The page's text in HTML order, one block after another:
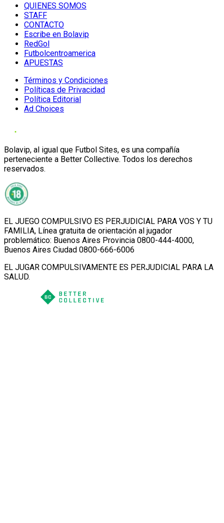
QUIENES SOMOS
STAFF
CONTACTO
Escribe en Bolavip
RedGol
Futbolcentroamerica
APUESTAS
Términos y Condiciones
Políticas de Privacidad
Política Editorial
Ad Choices
Bolavip, al igual que Futbol Sites, es una compañía
perteneciente a Better Collective. Todos los derechos
reservados.
EL JUEGO COMPULSIVO ES PERJUDICIAL PARA VOS Y TU
FAMILIA, Línea gratuita de orientación al jugador
problemático: Buenos Aires Provincia 0800-444-4000,
Buenos Aires Ciudad 0800-666-6006
EL JUGAR COMPULSIVAMENTE ES PERJUDICIAL PARA LA
SALUD.